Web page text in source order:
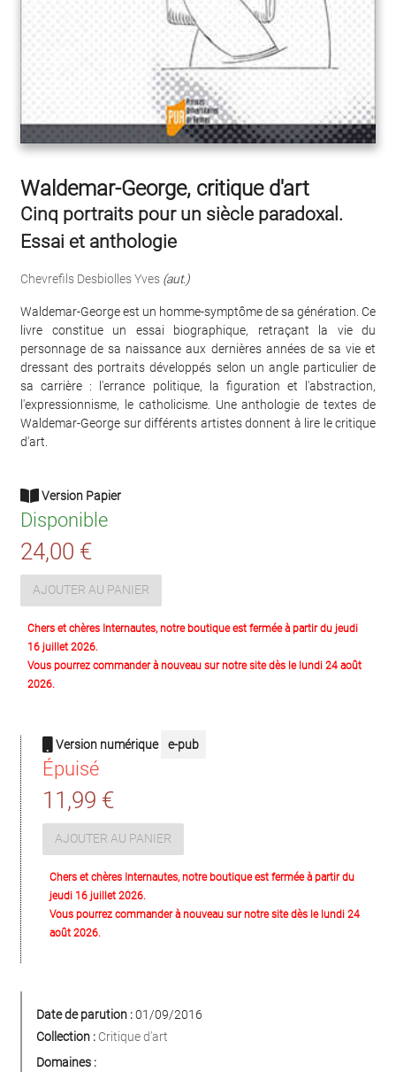
Waldemar-George, critique d'art
Cinq portraits pour un siècle paradoxal.
Essai et anthologie
Chevrefils Desbiolles Yves (aut.)
Waldemar-George est un homme-symptôme de sa génération. Ce
livre constitue un essai biographique, retraçant la vie du
personnage de sa naissance aux dernières années de sa vie et
dressant des portraits développés selon un angle particulier de
sa carrière : l'errance politique, la figuration et l'abstraction,
l'expressionnisme, le catholicisme. Une anthologie de textes de
Waldemar-George sur différents artistes donnent à lire le critique
d'art.
Version Papier
Disponible
24,00 €
AJOUTER AU PANIER
Chers et chères Internautes, notre boutique est fermée à partir du jeudi
16 juillet 2026.
Vous pourrez commander à nouveau sur notre site dès le lundi 24 août
2026.
Version numérique e-pub
Épuisé
11,99 €
AJOUTER AU PANIER
Chers et chères Internautes, notre boutique est fermée à partir du
jeudi 16 juillet 2026.
Vous pourrez commander à nouveau sur notre site dès le lundi 24
août 2026.
Date de parution :01/09/2016
Collection : Critique d'art
Domaines :